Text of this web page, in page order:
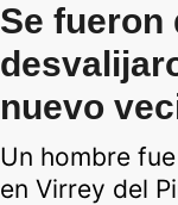
Se fueron
nuevo
Un hombre
en Virrey del